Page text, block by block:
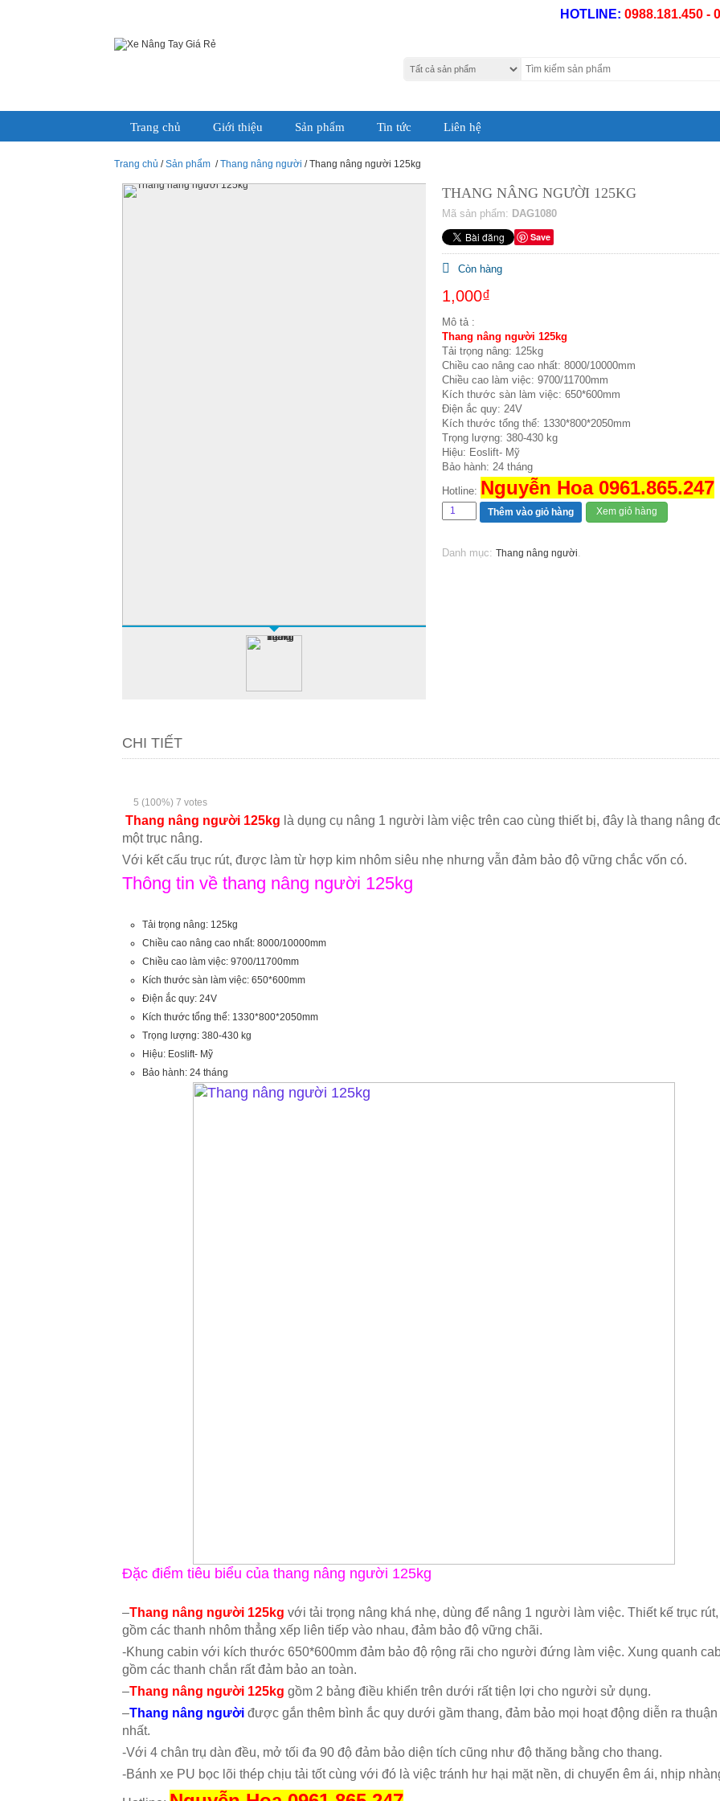
HOTLINE: 0988.181.450 -
Trang chủ Giới thiệu Sản phẩm Tin tức Liên hệ
Trang chủ /Sản phẩm /Thang nâng người / Thang nâng người 125kg
THANG NÂNG NGƯỜI 125KG
Mã sản phẩm: DAG1080
Save
Còn hàng
1,000₫
Mô tả :
Thang nâng người 125kg
Tải trọng nâng: 125kg
Chiều cao nâng cao nhất: 8000/10000mm
Chiều cao làm việc: 9700/11700mm
Kích thước sàn làm việc: 650*600mm
Điện ắc quy: 24V
Kích thước tổng thể: 1330*800*2050mm
Trọng lượng: 380-430 kg
Hiệu: Eoslift- Mỹ
Bảo hành: 24 tháng
Hotline: Nguyễn Hoa 0961.865.247
Thêm vào giỏ hàng Xem giỏ hàng
Danh mục: Thang nâng người.
CHI TIẾT
5 (100%) 7 votes
Thang nâng người 125kg là dụng cụ nâng 1 người làm việc trên cao cùng thiết bị, đây là thang nâng
một trục nâng.
Với kết cấu trục rút, được làm từ hợp kim nhôm siêu nhẹ nhưng vẫn đảm bảo độ vững chắc vốn có.
Thông tin về thang nâng người 125kg
Tải trọng nâng: 125kg
Chiều cao nâng cao nhất: 8000/10000mm
Chiều cao làm việc: 9700/11700mm
Kích thước sàn làm việc: 650*600mm
Điện ắc quy: 24V
Kích thước tổng thể: 1330*800*2050mm
Trọng lượng: 380-430 kg
Hiệu: Eoslift- Mỹ
Bảo hành: 24 tháng
Đặc điểm tiêu biểu của thang nâng người 125kg
–Thang nâng người 125kg với tải trọng nâng khá nhẹ, dùng để nâng 1 người làm việc. Thiết kế trục rút,
gồm các thanh nhôm thẳng xếp liên tiếp vào nhau, đảm bảo độ vững chãi.
-Khung cabin với kích thước 650*600mm đảm bảo độ rộng rãi cho người đứng làm việc. Xung quanh
gồm các thanh chắn rất đảm bảo an toàn.
–Thang nâng người 125kg gồm 2 bảng điều khiển trên dưới rất tiện lợi cho người sử dụng.
–Thang nâng người được gắn thêm bình ắc quy dưới gầm thang, đảm bảo mọi hoạt động diễn ra
nhất.
-Với 4 chân trụ dàn đều, mở tối đa 90 độ đảm bảo diện tích cũng như độ thăng bằng cho thang.
-Bánh xe PU bọc lõi thép chịu tải tốt cùng với đó là việc tránh hư hại mặt nền, di chuyển êm ái, nhịp